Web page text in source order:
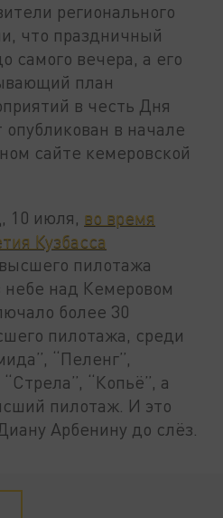
регионального
что праздничный
самого вечера, а его
план
в честь Дня
в начале
сайте кемеровской
10 июля, во время
Кузбасса
пилотажа
небе над Кемеровом
более 30
пилотажа, среди
“Пеленг”,
“Копьё”, а
пилотаж. И это
Арбенину до слёз.